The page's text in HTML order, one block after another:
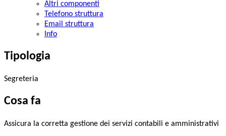
Altri componenti
Telefono struttura
Email struttura
Info
Tipologia
Segreteria
Cosa fa
Assicura la corretta gestione dei servizi contabili e amministrativi